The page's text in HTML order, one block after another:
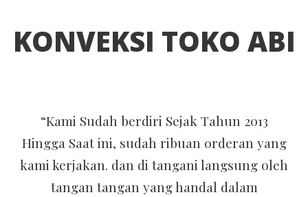
KONVEKSI TOKO ABI
“Kami Sudah berdiri Sejak Tahun 2013
Hingga Saat ini, sudah ribuan orderan yang
kami kerjakan. dan di tangani langsung oleh
tangan tangan yang handal dalam